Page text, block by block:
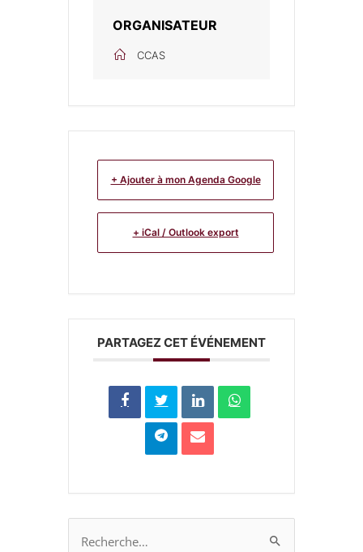
ORGANISATEUR
CCAS
+ Ajouter à mon Agenda Google
+ iCal / Outlook export
PARTAGEZ CET ÉVÉNEMENT
Rechercher :